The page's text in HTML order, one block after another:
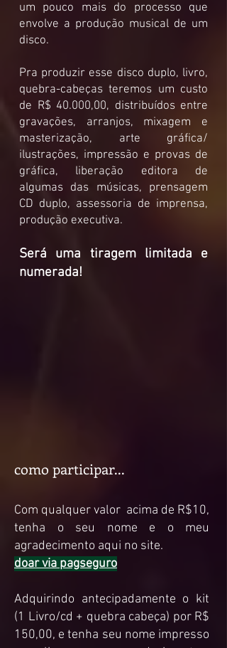
um pouco mais do processo que
envolve a produção musical de um
disco.
Pra produzir esse disco duplo, livro,
quebra-cabeças teremos um custo
de R$ 40.000,00, distribuídos entre
gravações, arranjos, mixagem e
masterização, arte gráfica/
ilustrações, impressão e provas de
gráfica, liberação editora de
algumas das músicas, prensagem
CD duplo, assessoria de imprensa,
produção executiva.
Será uma tiragem limitada e
numerada!
como participar...
Com qualquer valor acima de R$10,
tenha o seu nome e o meu
agradecimento aqui no site.
doar via pagseguro
Adquirindo antecipadamente o kit
(1 Livro/cd + quebra cabeça) por R$
150,00, e tenha seu nome impresso